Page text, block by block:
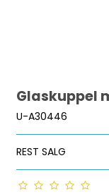
Glaskuppel
U-A30446
REST SALG